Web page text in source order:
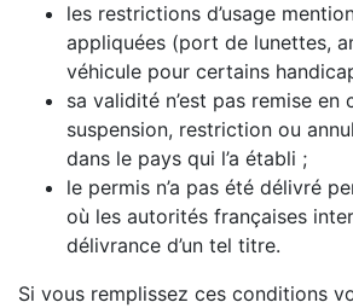
les restrictions d’usage
appliquées (port de lunettes,
véhicule pour certains
sa validité n’est pas remise en
suspension, restriction ou
dans le pays qui l’a établi ;
le permis n’a pas été délivré
où les autorités françaises
délivrance d’un tel titre.
Si vous remplissez ces conditions